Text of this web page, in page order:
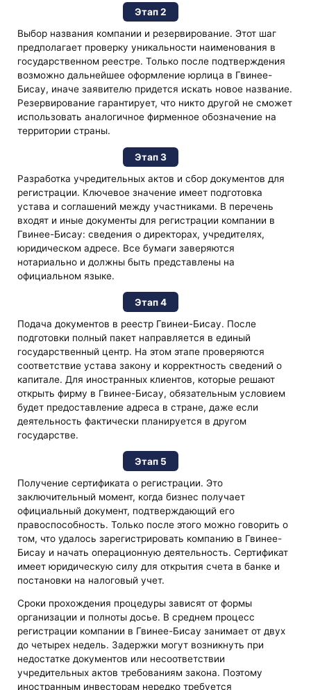
Этап 2
Выбор названия компании и резервирование. Этот шаг
предполагает проверку уникальности наименования в
государственном реестре. Только после подтверждения
возможно дальнейшее оформление юрлица в Гвинее-
Бисау, иначе заявителю придется искать новое название.
Резервирование гарантирует, что никто другой не сможет
использовать аналогичное фирменное обозначение на
территории страны.
Этап 3
Разработка учредительных актов и сбор документов для
регистрации. Ключевое значение имеет подготовка
устава и соглашений между участниками. В перечень
входят и иные документы для регистрации компании в
Гвинее-Бисау: сведения о директорах, учредителях,
юридическом адресе. Все бумаги заверяются
нотариально и должны быть представлены на
официальном языке.
Этап 4
Подача документов в реестр Гвинеи-Бисау. После
подготовки полный пакет направляется в единый
государственный центр. На этом этапе проверяются
соответствие устава закону и корректность сведений о
капитале. Для иностранных клиентов, которые решают
открыть фирму в Гвинее-Бисау, обязательным условием
будет предоставление адреса в стране, даже если
деятельность фактически планируется в другом
государстве.
Этап 5
Получение сертификата о регистрации. Это
заключительный момент, когда бизнес получает
официальный документ, подтверждающий его
правоспособность. Только после этого можно говорить о
том, что удалось зарегистрировать компанию в Гвинее-
Бисау и начать операционную деятельность. Сертификат
имеет юридическую силу для открытия счета в банке и
постановки на налоговый учет.
Сроки прохождения процедуры зависят от формы
организации и полноты досье. В среднем процесс
регистрации компании в Гвинее-Бисау занимает от двух
до четырех недель. Задержки могут возникнуть при
недостатке документов или несоответствии
учредительных актов требованиям закона. Поэтому
иностранным инвесторам нередко требуется